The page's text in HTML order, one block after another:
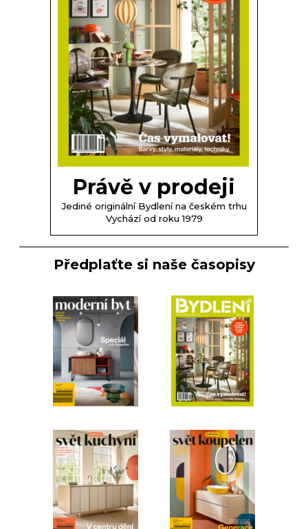
Právě v prodeji
Jediné originální Bydlení na českém trhu
Vychází od roku 1979
Předplaťte si naše časopisy